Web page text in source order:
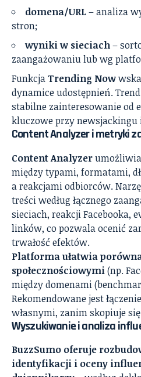
domena/URL– analiza
stron;
wyniki w sieciach–
zaangażowaniu lub wg
FunkcjaTrending Now
dynamice udostępnień.
stabilne zainteresowanie od
kluczowe przy newsjackingu
Content Analyzer i metryki
Content Analyzer
między typami, formatami,
a reakcjami odbiorców.
treści według łącznego
sieciach, reakcji Facebooka,
linków, co pozwala ocenić
trwałość efektów.
Platforma ułatwia
społecznościowymi(np.
między domenami
Rekomendowane jest
własnymi, zanim skopiuje
Wyszukiwanie i analiza
BuzzSumo oferuje
identyfikacji i oceny